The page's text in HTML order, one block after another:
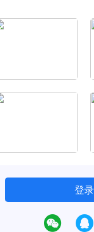
中国居民健康水
登录